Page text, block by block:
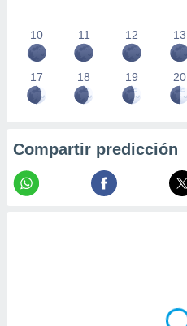
10 11 12 13
17 18 19 20
Compartir predicción